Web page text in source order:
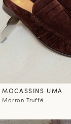
MOCASSINS UMA
Marron Truffé